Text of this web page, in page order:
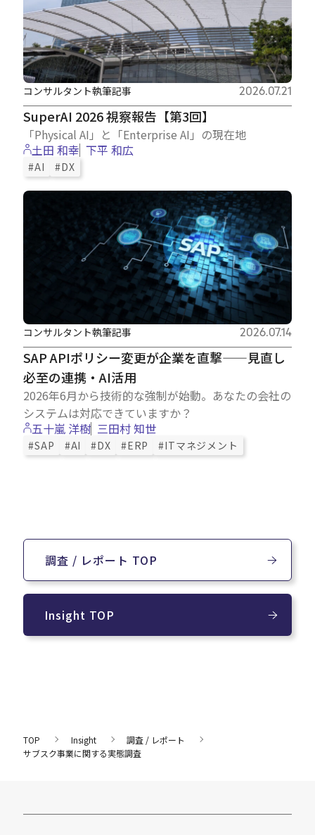
SuperAI 2026 視察報告【第3回】
「Physical AI」と「Enterprise AI」の現在地
コンサルタント執筆記事 2026.07.21
土田 和幸 下平 和広
#AI #DX
SAP APIポリシー変更が企業を直撃——見直し
必至の連携・AI活用
2026年6月から技術的な強制が始動。あなたの会社の
システムは対応できていますか？
コンサルタント執筆記事 2026.07.14
五十嵐 洋樹 三田村 知世
#SAP #AI #DX #ERP #ITマネジメント
調査 / レポート TOP
Insight TOP
TOP Insight
調査 / レポート
サブスク事業に関する実態調査